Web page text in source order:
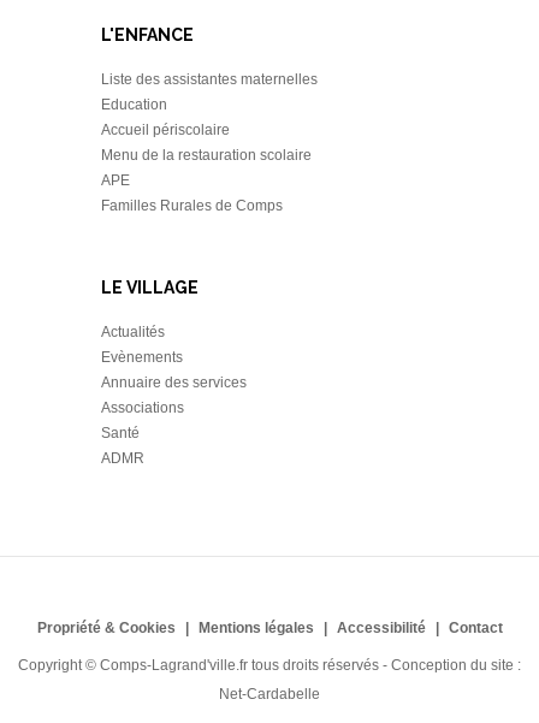
L'ENFANCE
Liste des assistantes maternelles
Education
Accueil périscolaire
Menu de la restauration scolaire
APE
Familles Rurales de Comps
LE VILLAGE
Actualités
Evènements
Annuaire des services
Associations
Santé
ADMR
Propriété & Cookies Mentions légales Accessibilité Contact
Copyright © Comps-Lagrand'ville.fr tous droits réservés - Conception du site :
Net-Cardabelle